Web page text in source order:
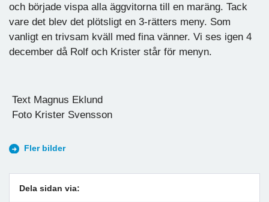
och började vispa alla äggvitorna till en maräng. Tack
vare det blev det plötsligt en 3-rätters meny. Som
vanligt en trivsam kväll med fina vänner. Vi ses igen 4
december då Rolf och Krister står för menyn.
Text Magnus Eklund
Foto Krister Svensson
Fler bilder
Dela sidan via: